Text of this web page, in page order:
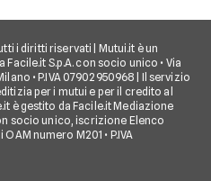
i diritti riservati | Mutui.it è un
S.p.A. con socio unico • Via
• P.IVA 07902950968 | Il servizio
per i mutui e per il credito al
è gestito da Facile.it Mediazione
socio unico, iscrizione Elenco
numero M201 • P.IVA